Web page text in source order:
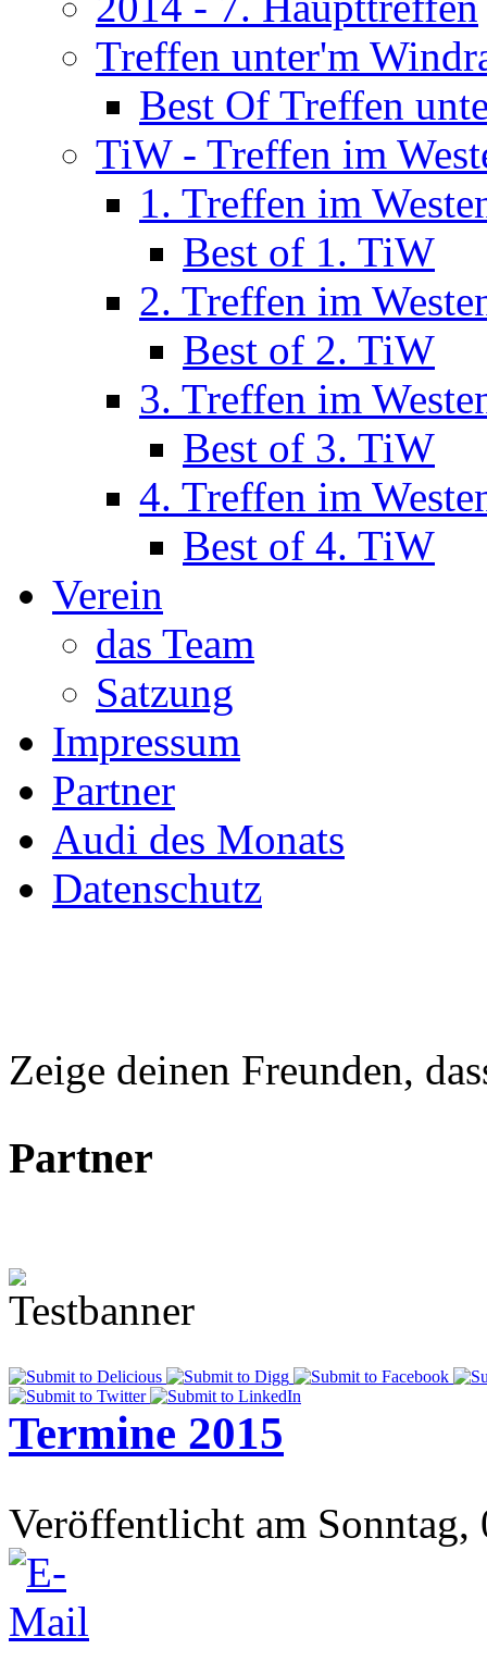
Treffen unter'm
Best Of Treffen
TiW - Treffen im
1. Treffen im
Best of 1. TiW
2. Treffen im
Best of 2. TiW
3. Treffen im
Best of 3. TiW
4. Treffen im
Best of 4. TiW
Verein
das Team
Satzung
Impressum
Partner
Audi des Monats
Datenschutz
Zeige deinen Freunden,
Partner
Termine 2015
Veröffentlicht am Sonntag,